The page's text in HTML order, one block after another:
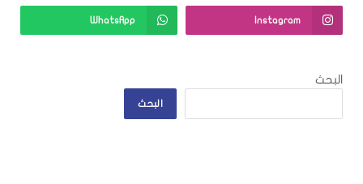
Instagram
WhatsApp
البحث
البحث